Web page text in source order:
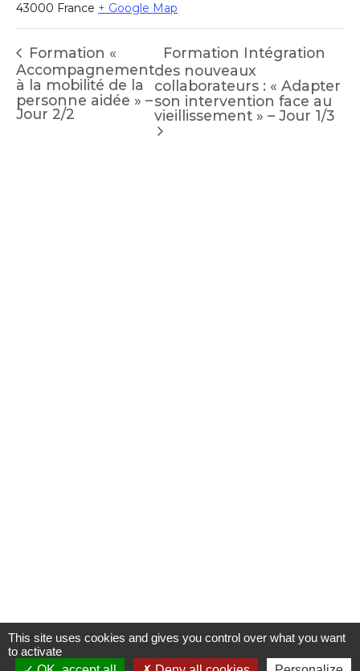
43000 France + Google Map
Formation «
Accompagnement
à la mobilité de la
personne aidée » –
Jour 2/2
Formation Intégration
des nouveaux
collaborateurs : « Adapter
son intervention face au
vieillissement » – Jour 1/3
This site uses cookies and gives you control over what you want
to activate